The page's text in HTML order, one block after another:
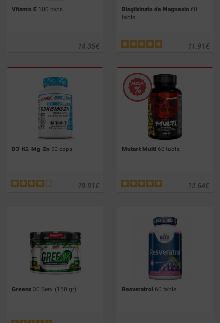
Vitamin E 100 caps.
€
14.35
Bisglicinato de Magnesio 60
tabls.
€
11.91
D3-K2-Mg-Zn 90 caps.
€
19.91
Mutant Multi 60 tabls.
€
12.64
Greens 30 Serv. (150 gr) Resveratrol 60 tabls.